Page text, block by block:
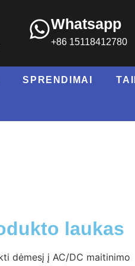
Whatsapp
+86 15118412780
SPRENDIMAI
laukas
dėmesį į AC/DC maitinimo